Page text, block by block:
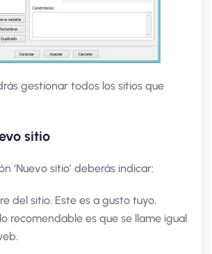
gestionar todos los sitios que
sitio
‘Nuevo sitio’ deberás indicar:
del sitio. Este es a gusto tuyo,
recomendable es que se llame igual